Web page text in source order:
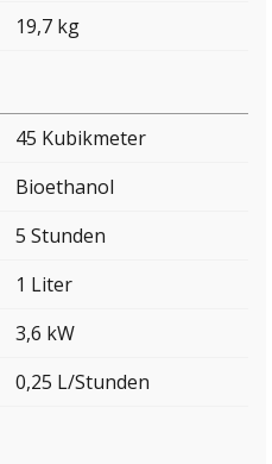
19,7 kg
45 Kubikmeter
Bioethanol
5 Stunden
1 Liter
3,6 kW
0,25 L/Stunden